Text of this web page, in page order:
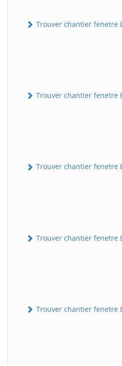
Trouver chantier fenetre
Trouver chantier fenetre
Trouver chantier fenetre
Trouver chantier fenetre
Trouver chantier fenetre